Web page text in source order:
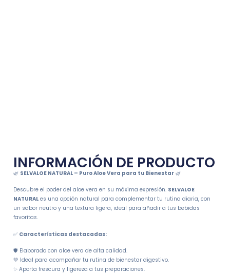
INFORMACIÓN DE PRODUCTO
🌿 SELVALOE NATURAL – Puro Aloe Vera para tu Bienestar 🌿
Descubre el poder del aloe vera en su máxima expresión. SELVALOE
NATURAL es una opción natural para complementar tu rutina diaria, con
un sabor neutro y una textura ligera, ideal para añadir a tus bebidas
favoritas.
✅ Características destacadas:
🛡️ Elaborado con aloe vera de alta calidad.
💚 Ideal para acompañar tu rutina de bienestar digestivo.
✨ Aporta frescura y ligereza a tus preparaciones.